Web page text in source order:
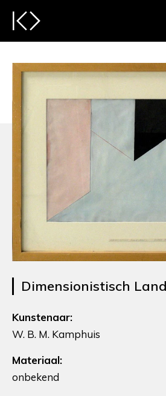
Dimensionistisch
Kunstenaar:
W. B. M. Kamphuis
Materiaal:
onbekend